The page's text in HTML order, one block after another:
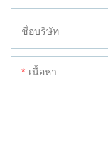
ชื่อบริษัท
เนื้อหา